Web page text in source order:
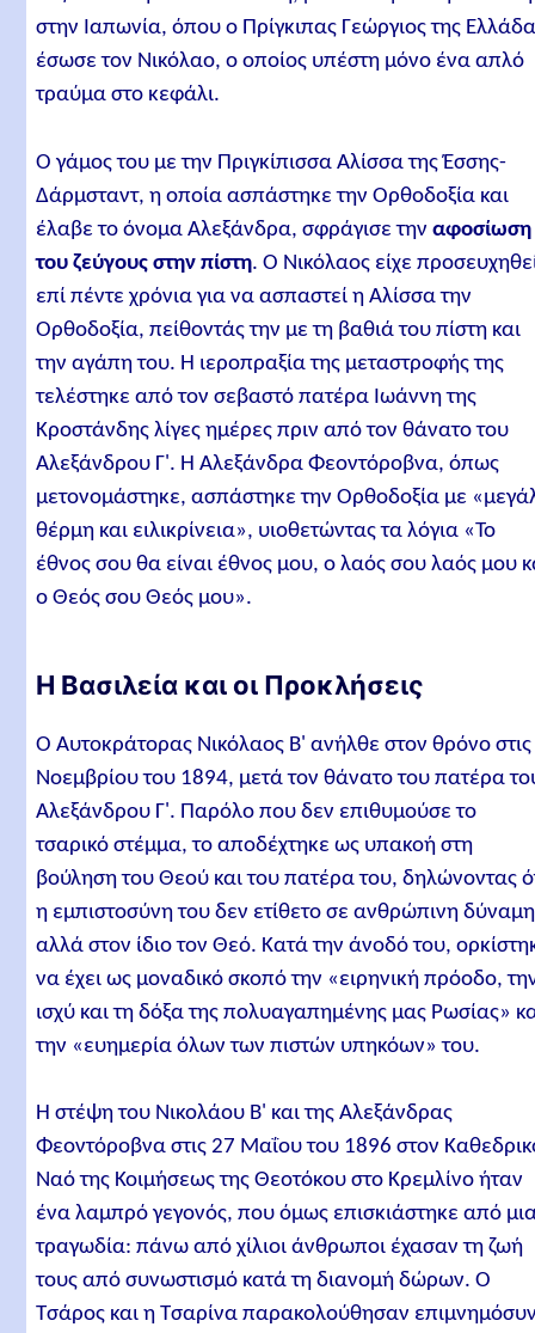
στην Ιαπωνία, όπου ο Πρίγκιπας Γεώργιος της
έσωσε τον Νικόλαο, ο οποίος υπέστη μόνο ένα απλό
τραύμα στο κεφάλι.
Ο γάμος του με την Πριγκίπισσα Αλίσσα της Έσσης-
Δάρμσταντ, η οποία ασπάστηκε την Ορθοδοξία και
έλαβε το όνομα Αλεξάνδρα, σφράγισε τηναφοσίωση
του ζεύγους στην πίστη. Ο Νικόλαος είχε
επί πέντε χρόνια για να ασπαστεί η Αλίσσα την
Ορθοδοξία, πείθοντάς την με τη βαθιά του πίστη και
την αγάπη του. Η ιεροπραξία της μεταστροφής της
τελέστηκε από τον σεβαστό πατέρα Ιωάννη της
Κροστάνδης λίγες ημέρες πριν από τον θάνατο του
Αλεξάνδρου Γ'. Η Αλεξάνδρα Φεοντόροβνα, όπως
μετονομάστηκε, ασπάστηκε την Ορθοδοξία με
θέρμη και ειλικρίνεια», υιοθετώντας τα λόγια «Το
έθνος σου θα είναι έθνος μου, ο λαός σου λαός μου
ο Θεός σου Θεός μου».
Η Βασιλεία και οι Προκλήσεις
Ο Αυτοκράτορας Νικόλαος Β' ανήλθε στον θρόνο
Νοεμβρίου του 1894, μετά τον θάνατο του πατέρα
Αλεξάνδρου Γ'. Παρόλο που δεν επιθυμούσε το
τσαρικό στέμμα, το αποδέχτηκε ως υπακοή στη
βούληση του Θεού και του πατέρα του, δηλώνοντας
η εμπιστοσύνη του δεν ετίθετο σε ανθρώπινη δύναμη
αλλά στον ίδιο τον Θεό. Κατά την άνοδό του,
να έχει ως μοναδικό σκοπό την «ειρηνική πρόοδο,
ισχύ και τη δόξα της πολυαγαπημένης μας Ρωσίας»
την «ευημερία όλων των πιστών υπηκόων» του.
Η στέψη του Νικολάου Β' και της Αλεξάνδρας
Φεοντόροβνα στις 27 Μαΐου του 1896 στον
Ναό της Κοιμήσεως της Θεοτόκου στο Κρεμλίνο ήταν
ένα λαμπρό γεγονός, που όμως επισκιάστηκε από
τραγωδία: πάνω από χίλιοι άνθρωποι έχασαν τη ζωή
τους από συνωστισμό κατά τη διανομή δώρων. Ο
Τσάρος και η Τσαρίνα παρακολούθησαν